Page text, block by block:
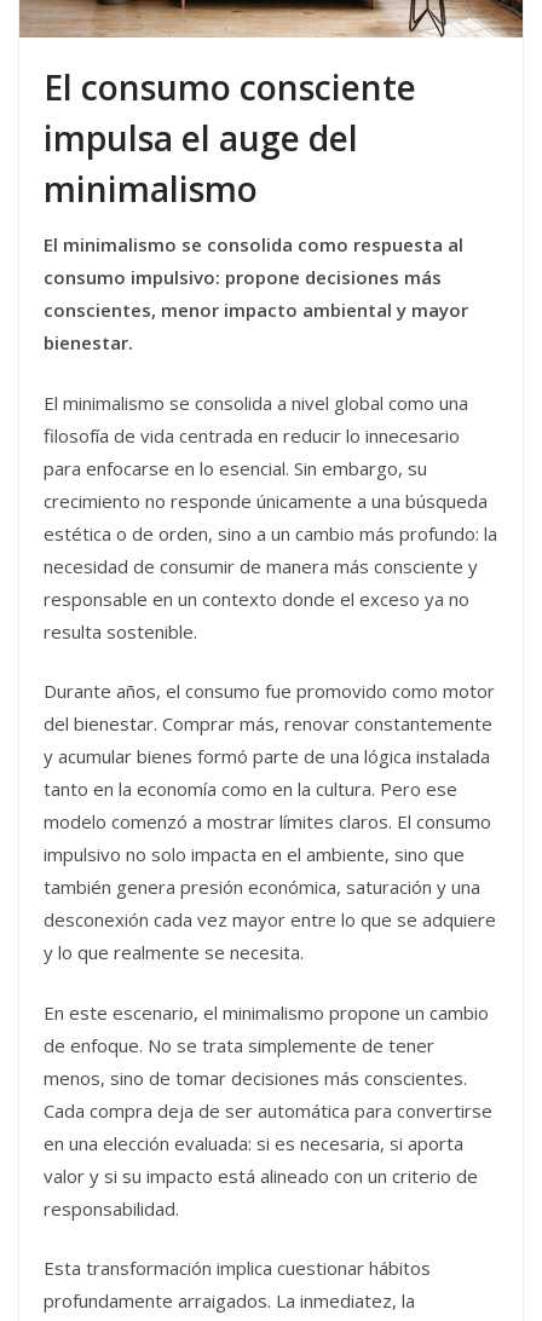
El consumo consciente
impulsa el auge del
minimalismo
El minimalismo se consolida como respuesta al
consumo impulsivo: propone decisiones más
conscientes, menor impacto ambiental y mayor
bienestar.
El minimalismo se consolida a nivel global como una
filosofía de vida centrada en reducir lo innecesario
para enfocarse en lo esencial. Sin embargo, su
crecimiento no responde únicamente a una búsqueda
estética o de orden, sino a un cambio más profundo: la
necesidad de consumir de manera más consciente y
responsable en un contexto donde el exceso ya no
resulta sostenible.
Durante años, el consumo fue promovido como motor
del bienestar. Comprar más, renovar constantemente
y acumular bienes formó parte de una lógica instalada
tanto en la economía como en la cultura. Pero ese
modelo comenzó a mostrar límites claros. El consumo
impulsivo no solo impacta en el ambiente, sino que
también genera presión económica, saturación y una
desconexión cada vez mayor entre lo que se adquiere
y lo que realmente se necesita.
En este escenario, el minimalismo propone un cambio
de enfoque. No se trata simplemente de tener
menos, sino de tomar decisiones más conscientes.
Cada compra deja de ser automática para convertirse
en una elección evaluada: si es necesaria, si aporta
valor y si su impacto está alineado con un criterio de
responsabilidad.
Esta transformación implica cuestionar hábitos
profundamente arraigados. La inmediatez, la